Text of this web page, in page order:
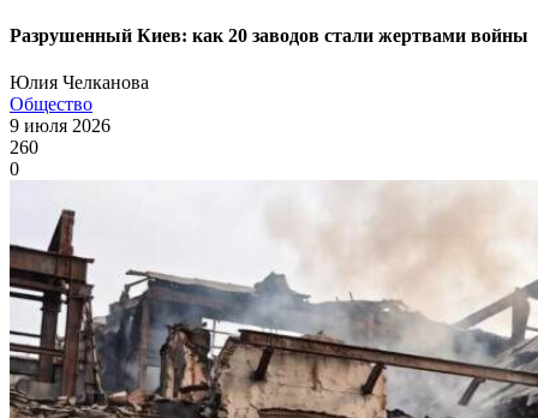
Разрушенный Киев: как 20 заводов стали жертвами войны
Юлия Челканова
Общество
9 июля 2026
260
0